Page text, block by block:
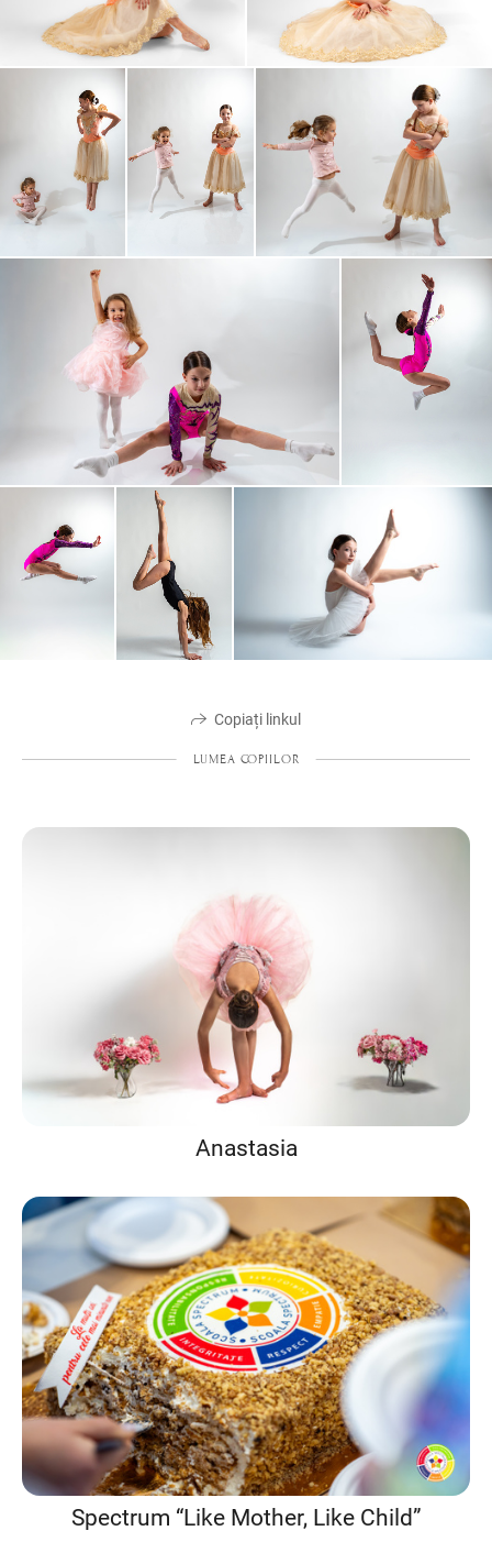
Copiați linkul
LUMEA COPIILOR
Anastasia
Spectrum “Like Mother, Like Child”